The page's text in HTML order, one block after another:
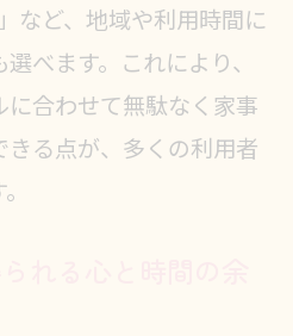
など、地域や利用時間に
べます。これにより、
合わせて無駄なく家事
る点が、多くの利用者